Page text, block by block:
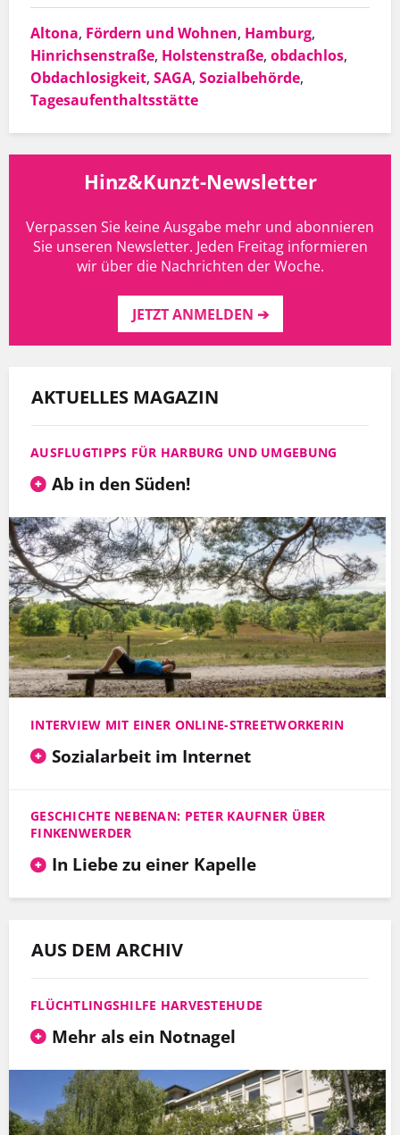
Altona, Fördern und Wohnen, Hamburg,
Hinrichsenstraße, Holstenstraße, obdachlos,
Obdachlosigkeit, SAGA, Sozialbehörde,
Tagesaufenthaltsstätte
Hinz&Kunzt-Newsletter
Verpassen Sie keine Ausgabe mehr und abonnieren
Sie unseren Newsletter. Jeden Freitag informieren
wir über die Nachrichten der Woche.
JETZT ANMELDEN ➔
AKTUELLES MAGAZIN
AUSFLUGTIPPS FÜR HARBURG UND UMGEBUNG
Ab in den Süden!
INTERVIEW MIT EINER ONLINE-STREETWORKERIN
Sozialarbeit im Internet
GESCHICHTE NEBENAN: PETER KAUFNER ÜBER
FINKENWERDER
In Liebe zu einer Kapelle
AUS DEM ARCHIV
FLÜCHTLINGSHILFE HARVESTEHUDE
Mehr als ein Notnagel